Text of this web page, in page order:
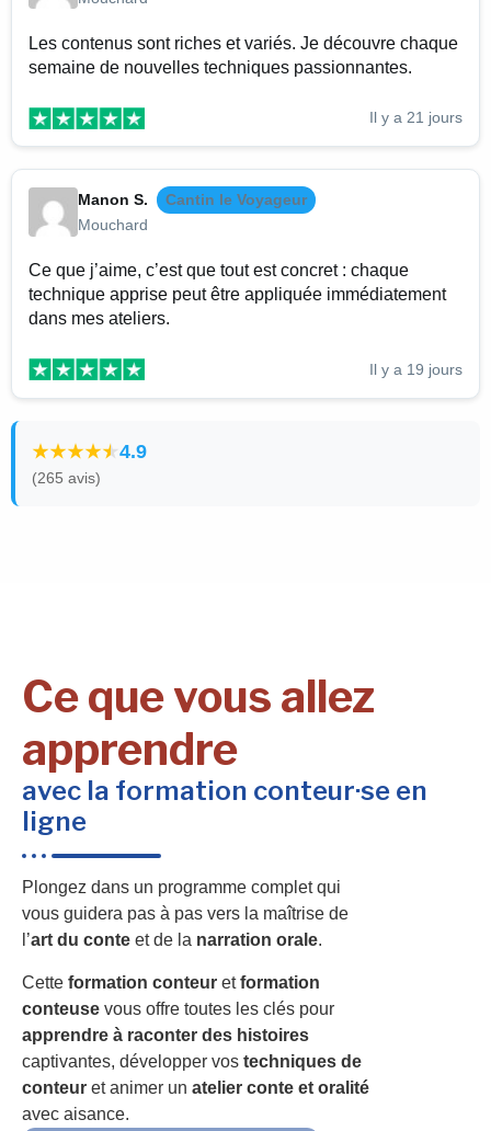
Les contenus sont riches et variés. Je découvre chaque
semaine de nouvelles techniques passionnantes.
Il y a 21 jours
Manon S.
Cantin le Voyageur
Mouchard
Ce que j’aime, c’est que tout est concret : chaque
technique apprise peut être appliquée immédiatement
dans mes ateliers.
Il y a 19 jours
4.9
(265 avis)
Ce que vous allez
apprendre
avec la formation conteur·se en
ligne
Plongez dans un programme complet qui
vous guidera pas à pas vers la maîtrise de
l’art du conte et de la narration orale.
Cette formation conteur etformation
conteuse vous offre toutes les clés pour
apprendre à raconter des histoires
captivantes, développer vos techniques de
conteur et animer un atelier conte et oralité
avec aisance.